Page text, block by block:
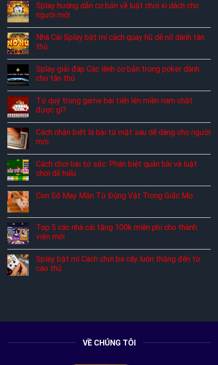
Splay hướng dẫn cơ bản về luật chơi xì dách cho
người mới
Nhà Cái Splay bật mí cách quay hũ dễ nổ dành tân
thủ
Splay giải đáp Các lệnh cơ bản trong poker dành
cho tân thủ
Tứ quý trong game bài tiến lên miền nam chặt
được gì?
Cách nhận biết lá bài từ mặt sau dễ dàng cho người
mới
Cách chơi bài tứ sắc: Phân biệt quân bài và luật
chơi dễ hiểu
Con Số May Mắn Từ Động Vật Trong Giấc Mơ
Top 5 các nhà cái tặng 100k miễn phí cho thành
viên mới
Splay bật mí Cách chơi ba cây luôn thắng đến từ
cao thủ
VỀ CHÚNG TÔI